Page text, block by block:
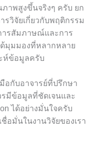
าพสูงขึ้นจริงๆ ครับ ยก
วิจัยเกี่ยวกับพฤติกรรม
ารสัมภาษณ์และการ
มุมมองที่หลากหลาย
ห์ข้อมูลครับ
อกับอาจารย์ที่ปรึกษา
มีข้อมูลที่ชัดเจนและ
ได้อย่างมั่นใจครับ
ชื่อมั่นในงานวิจัยของเรา